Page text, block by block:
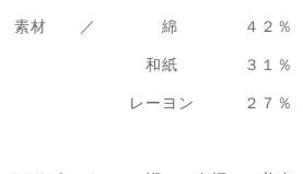
素材 ／ 綿 ４２％
和紙 ３１％
レーヨン ２７％